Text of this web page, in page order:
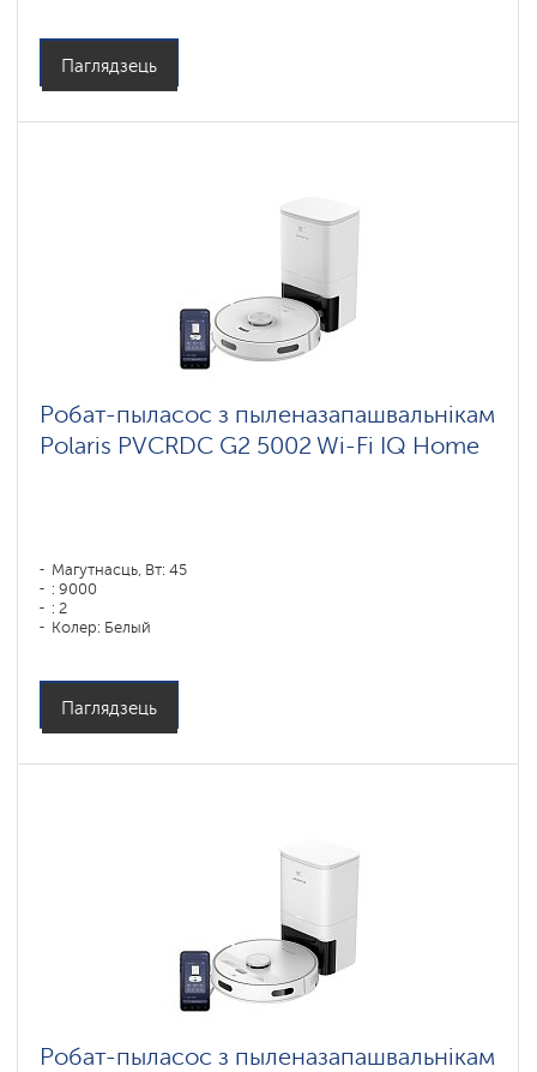
Паглядзець
Робат-пыласос з пыленазапашвальнікам
Polaris PVCRDC G2 5002 Wi-Fi IQ Home
Магутнасць, Вт: 45
: 9000
: 2
Колер: Белый
Паглядзець
Робат-пыласос з пыленазапашвальнікам